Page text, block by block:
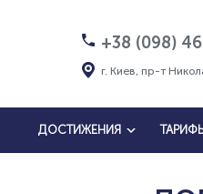
+38 (098)
г. Киев, пр-т
ДОСТИЖЕНИЯ